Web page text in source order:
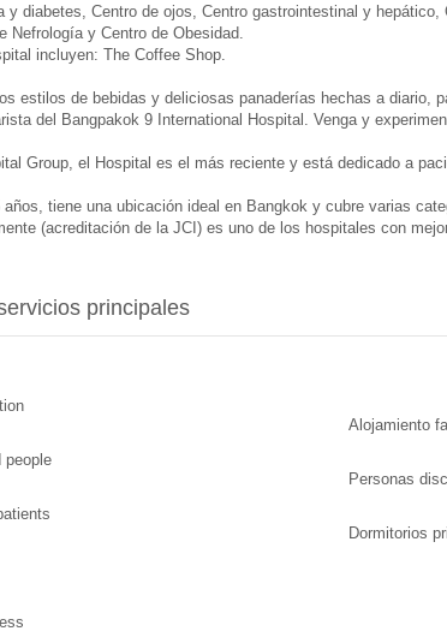
y diabetes, Centro de ojos, Centro gastrointestinal y
Nefrología y Centro de Obesidad.
incluyen: The Coffee Shop.
estilos de bebidas y deliciosas panaderías hechas a diario,
del Bangpakok 9 International Hospital. Venga y
Group, el Hospital es el más reciente y está dedicado a
años, tiene una ubicación ideal en Bangkok y cubre varias
(acreditación de la JCI) es uno de los hospitales con
principales
people
Alojamiento
Personas
Dormitorios